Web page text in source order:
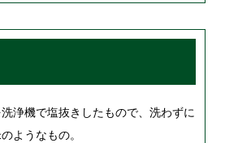
浄機で塩抜きしたもので、洗わずに
ようなもの。